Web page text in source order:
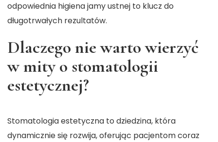
odpowiednia higiena jamy ustnej to klucz do
długotrwałych rezultatów.
Dlaczego nie warto wierzyć
w mity o stomatologii
estetycznej?
Stomatologia estetyczna to dziedzina, która
dynamicznie się rozwija, oferując pacjentom coraz